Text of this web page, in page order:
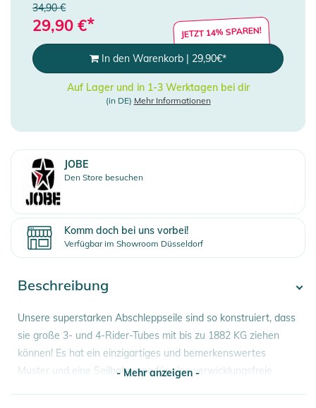
34,90 €
29,90 €* JETZT 14% SPAREN!
In den Warenkorb | 29,90€*
Auf Lager und in 1-3 Werktagen bei dir
(in DE) Mehr Informationen
JOBE
Den Store besuchen
Komm doch bei uns vorbei!
Verfügbar im Showroom Düsseldorf
Beschreibung
Unsere superstarken Abschleppseile sind so konstruiert, dass
sie große 3- und 4-Rider-Tubes mit bis zu 1882 KG ziehen
können! Es hat ein einzigartiges und bemerkenswertes
Muster und eine Seilhalterung für eine verwicklungsfreie
- Mehr anzeigen -